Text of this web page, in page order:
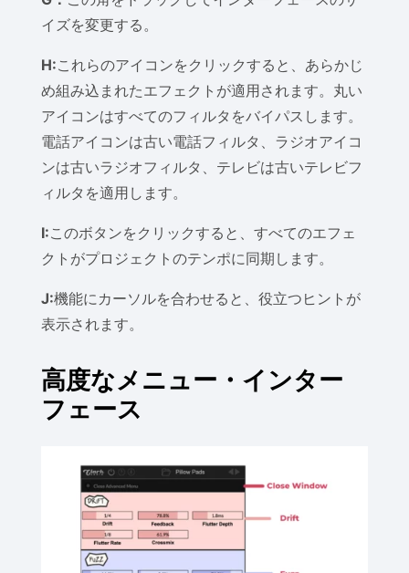
イズを変更する。
H:これらのアイコンをクリックすると、あらかじ
め組み込まれたエフェクトが適用されます。丸い
アイコンはすべてのフィルタをバイパスします。
電話アイコンは古い電話フィルタ、ラジオアイコ
ンは古いラジオフィルタ、テレビは古いテレビフ
ィルタを適用します。
I:このボタンをクリックすると、すべてのエフェ
クトがプロジェクトのテンポに同期します。
J:機能にカーソルを合わせると、役立つヒントが
表示されます。
高度なメニュー・インター
フェース